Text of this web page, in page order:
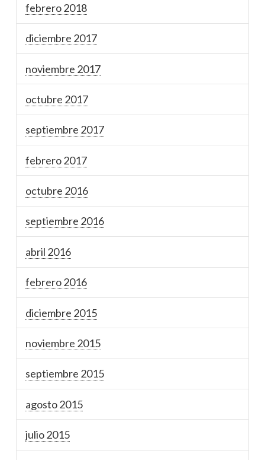
febrero 2018
diciembre 2017
noviembre 2017
octubre 2017
septiembre 2017
febrero 2017
octubre 2016
septiembre 2016
abril 2016
febrero 2016
diciembre 2015
noviembre 2015
septiembre 2015
agosto 2015
julio 2015